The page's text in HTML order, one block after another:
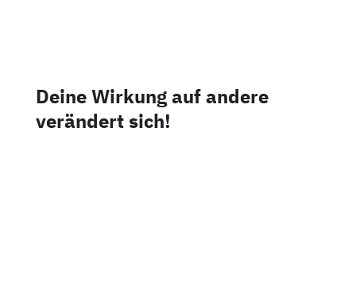
Deine Wirkung auf andere
verändert sich!